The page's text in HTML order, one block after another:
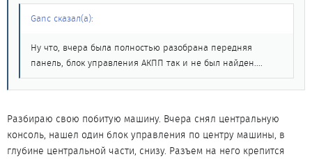
Ganc сказал(а):
Ну что, вчера была полностью разобрана передняя
панель, блок управления АКПП так и не был найден....
Разбираю свою побитую машину. Вчера снял центральную
консоль, нашел один блок управления по центру машины, в
глубине центральной части, снизу. Разъем на него крепится